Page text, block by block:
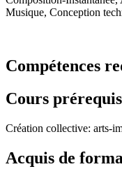
Musique, Conception
Compétences
Cours
Création collective: arts-
Acquis de